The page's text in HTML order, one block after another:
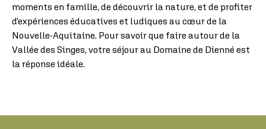
moments en famille, de découvrir la nature, et de profiter
d’expériences éducatives et ludiques au cœur de la
Nouvelle-Aquitaine. Pour savoir que faire autour de la
Vallée des Singes, votre séjour au Domaine de Dienné est
la réponse idéale.